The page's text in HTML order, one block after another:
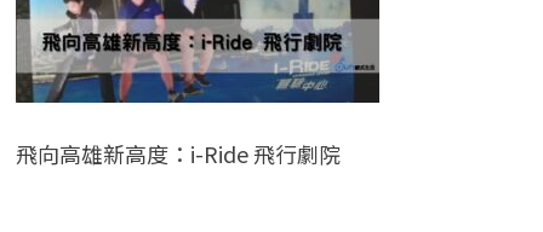
飛向高雄新高度：i-Ride 飛行劇院